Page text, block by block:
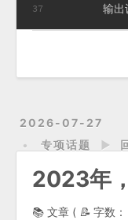
37
输出
2026-07-27
专项话题
►
2023年
📚 文章 ( 📝 字数：